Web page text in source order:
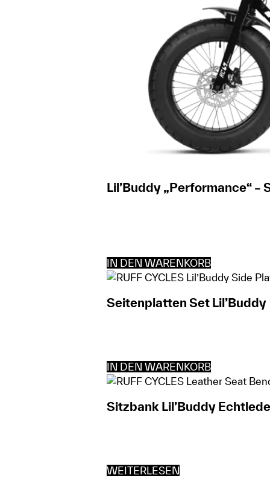
Lil’Buddy „Performance“ –
IN DEN WARENKORB
Seitenplatten Set Lil’Buddy
IN DEN WARENKORB
Sitzbank Lil’Buddy
WEITERLESEN